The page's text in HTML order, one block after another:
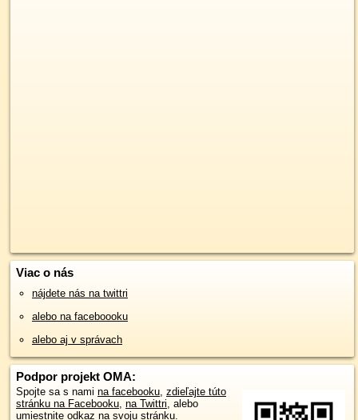
Viac o nás
nájdete nás na twittri
alebo na faceboooku
alebo aj v správach
Podpor projekt OMA:
Spojte sa s nami na facebooku, zdieľajte túto
stránku na Facebooku, na Twittri, alebo
umiestnite odkaz na svoju stránku.